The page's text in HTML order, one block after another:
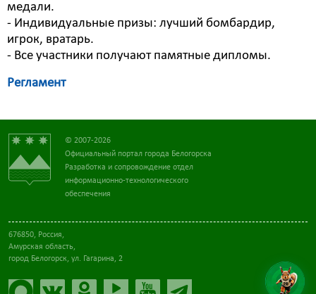
медали.
- Индивидуальные призы: лучший бомбардир,
игрок, вратарь.
- Все участники получают памятные дипломы.
Регламент
© 2007-2026
Официальный портал города Белогорска
Разработка и сопровождение отдел
информационно-технологического
обеспечения
676850, Россия,
Амурская область,
город Белогорск, ул. Гагарина, 2